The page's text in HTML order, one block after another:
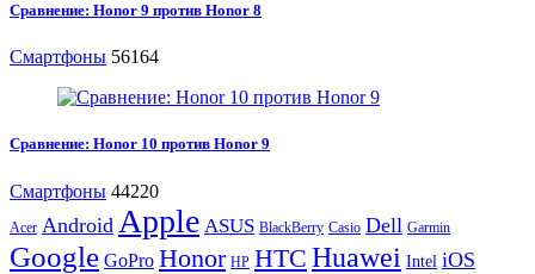
Сравнение: Honor 9 против Honor 8
Смартфоны 56164
Сравнение: Honor 10 против Honor 9
Смартфоны 44220
Acer Android Apple ASUS BlackBerry Casio Dell Garmin
Google GoPro Honor HP HTC Huawei Intel iOS